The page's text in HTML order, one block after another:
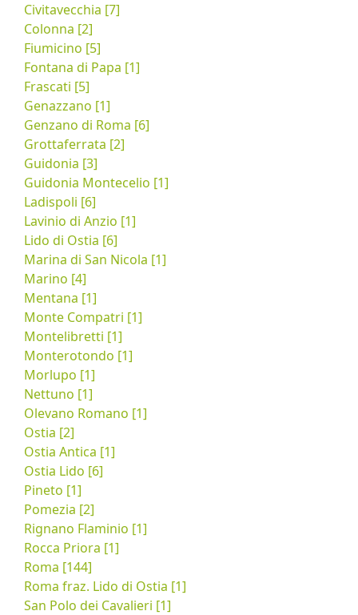
Civitavecchia [7]
Colonna [2]
Fiumicino [5]
Fontana di Papa [1]
Frascati [5]
Genazzano [1]
Genzano di Roma [6]
Grottaferrata [2]
Guidonia [3]
Guidonia Montecelio [1]
Ladispoli [6]
Lavinio di Anzio [1]
Lido di Ostia [6]
Marina di San Nicola [1]
Marino [4]
Mentana [1]
Monte Compatri [1]
Montelibretti [1]
Monterotondo [1]
Morlupo [1]
Nettuno [1]
Olevano Romano [1]
Ostia [2]
Ostia Antica [1]
Ostia Lido [6]
Pineto [1]
Pomezia [2]
Rignano Flaminio [1]
Rocca Priora [1]
Roma [144]
Roma fraz. Lido di Ostia [1]
San Polo dei Cavalieri [1]